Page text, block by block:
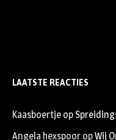
LAATSTE REACTIES
Kaasboertje op
Angela hexspoor opWij